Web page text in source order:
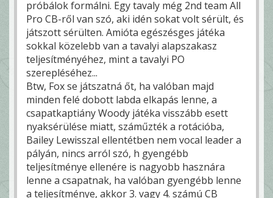
próbálok formálni. Egy tavaly még 2nd team All
Pro CB-ről van szó, aki idén sokat volt sérült, és
játszott sérülten. Amióta egészésges játéka
sokkal közelebb van a tavalyi alapszakasz
teljesítményéhez, mint a tavalyi PO
szerepléséhez...
Btw, Fox se játszatná őt, ha valóban majd
minden felé dobott labda elkapás lenne, a
csapatkaptiány Woody játéka visszább esett
nyaksérülése miatt, száműzték a rotációba,
Bailey Lewisszal ellentétben nem vocal leader a
pályán, nincs arról szó, h gyengébb
teljesítménye ellenére is nagyobb hasznára
lenne a csapatnak, ha valóban gyengébb lenne
a teljesítménye, akkor 3. vagy 4. számú CB